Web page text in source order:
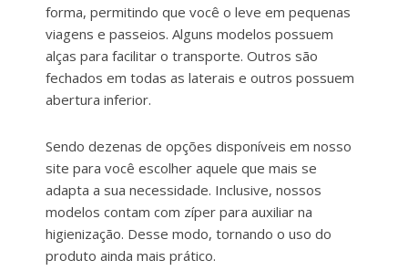
forma, permitindo que você o leve em pequenas
viagens e passeios. Alguns modelos possuem
alças para facilitar o transporte. Outros são
fechados em todas as laterais e outros possuem
abertura inferior.
Sendo dezenas de opções disponíveis em nosso
site para você escolher aquele que mais se
adapta a sua necessidade. Inclusive, nossos
modelos contam com zíper para auxiliar na
higienização. Desse modo, tornando o uso do
produto ainda mais prático.